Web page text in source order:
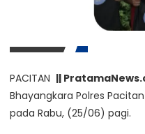
PACITAN ||
Bhayangkara Polres
pada Rabu, (25/06) pagi.